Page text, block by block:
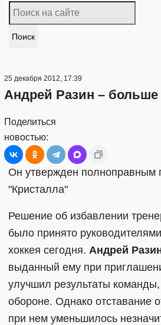
Поиск
25 декабря 2012, 17:39
Андрей Разин – больше
Поделиться
новостью:
Он утвержден полноправным
"Кристалла"
Решение об избавлении
было принято
хоккея сегодня. Андрей
выданный ему при
улучшил результаты
обороне. Однако отставание
при нем уменьшилось